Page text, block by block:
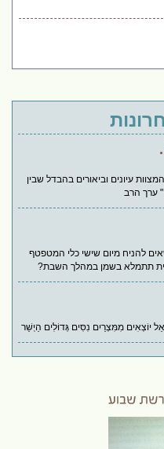
עיונים וביאורים בהבדל שבין
ערך הרב
להניח מיום שישי כלי המטפטף
תתמלא בשמן במהלך השבת?
יוֹצְאִים מִמִּצְרַיִם נִסִּים גְּדוֹלִים הַיְשַׁר